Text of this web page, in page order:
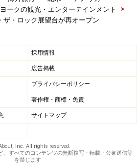
ークの観光・エンターテインメント
>
ザ・ロック展望台が再オープン
採用情報
広告掲載
プライバシーポリシー
著作権・商標・免責
サイトマップ
Inc. All rights reserved.
、すべてのコンテンツの無断複写・転載・公衆送信等
を禁じます